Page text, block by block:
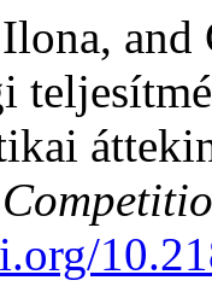
and
Competitio